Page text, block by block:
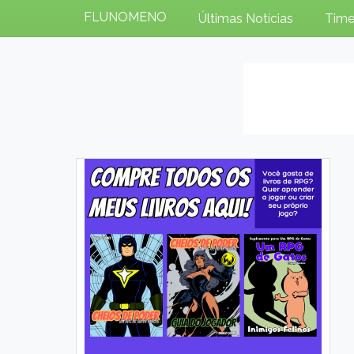
FLUNOMENO Últimas Notícias